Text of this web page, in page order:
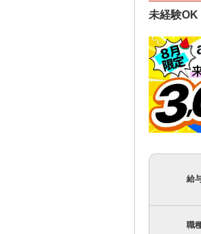
未経験OK
給
職